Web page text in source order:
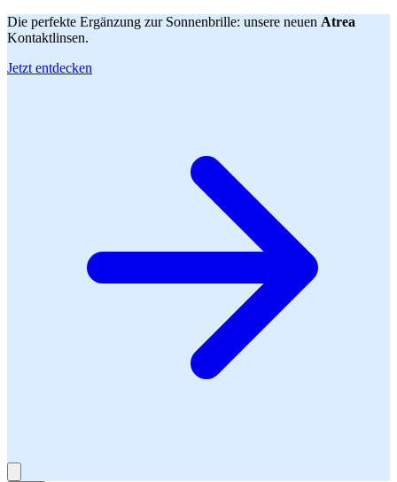
Die perfekte Ergänzung zur Sonnenbrille: unsere neuen Atrea
Kontaktlinsen.
Jetzt entdecken